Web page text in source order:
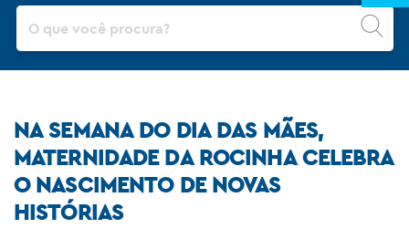
NA SEMANA DO DIA DAS MÃES,
MATERNIDADE DA ROCINHA CELEBRA
O NASCIMENTO DE NOVAS
HISTÓRIAS